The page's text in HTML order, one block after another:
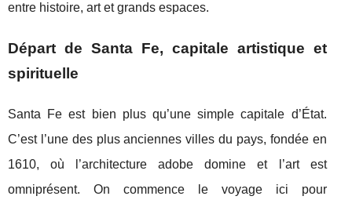
entre histoire, art et grands espaces.
Départ de Santa Fe, capitale artistique et
spirituelle
Santa Fe est bien plus qu’une simple capitale d’État.
C’est l’une des plus anciennes villes du pays, fondée en
1610, où l’architecture adobe domine et l’art est
omniprésent. On commence le voyage ici pour